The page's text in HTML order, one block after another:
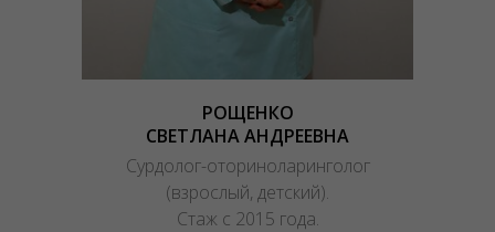
РОЩЕНКО
СВЕТЛАНА АНДРЕЕВНА
Сурдолог-оториноларинголог
(взрослый, детский).
Стаж с 2015 года.